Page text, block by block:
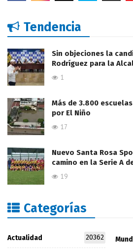
Tendencia
Sin objeciones la
Rodríguez para la
1
Más de 3.800
por El Niño
17
Nuevo Santa Rosa
camino en la Serie A
19
Categorías
Actualidad 20362